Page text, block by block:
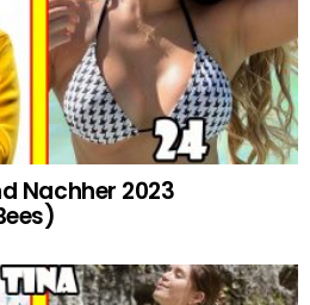
Nachher 2023